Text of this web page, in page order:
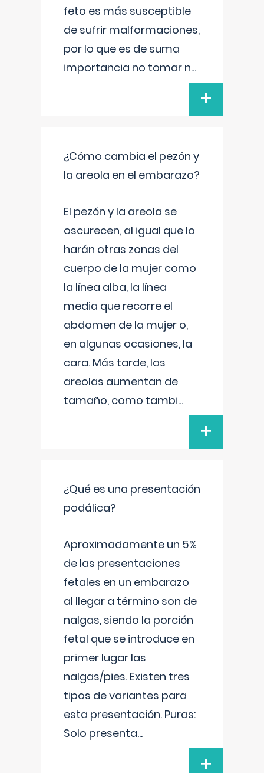
feto es más susceptible
de sufrir malformaciones,
por lo que es de suma
importancia no tomar n...
+
¿Cómo cambia el pezón y
la areola en el embarazo?
El pezón y la areola se
oscurecen, al igual que lo
harán otras zonas del
cuerpo de la mujer como
la línea alba, la línea
media que recorre el
abdomen de la mujer o,
en algunas ocasiones, la
cara. Más tarde, las
areolas aumentan de
tamaño, como tambi...
+
¿Qué es una presentación
podálica?
Aproximadamente un 5%
de las presentaciones
fetales en un embarazo
al llegar a término son de
nalgas, siendo la porción
fetal que se introduce en
primer lugar las
nalgas/pies. Existen tres
tipos de variantes para
esta presentación. Puras:
Solo presenta...
+